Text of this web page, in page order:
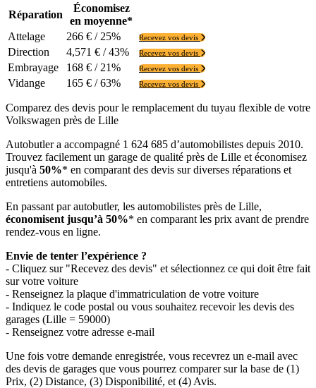
Réparation
Économisez
en moyenne*
Attelage
266 € / 25% Recevez vos devis
Direction 4,571 € / 43% Recevez vos devis
Embrayage 168 € / 21% Recevez vos devis
Vidange 165 € / 63% Recevez vos devis
Comparez des devis pour le remplacement du tuyau flexible de votre
Volkswagen près de Lille
Autobutler a accompagné 1 624 685 d’automobilistes depuis 2010.
Trouvez facilement un garage de qualité près de Lille et économisez
jusqu'à 50%* en comparant des devis sur diverses réparations et
entretiens automobiles.
En passant par autobutler, les automobilistes près de Lille,
économisent jusqu’à 50%* en comparant les prix avant de prendre
rendez-vous en ligne.
Envie de tenter l’expérience ?
- Cliquez sur "Recevez des devis" et sélectionnez ce qui doit être fait
sur votre voiture
- Renseignez la plaque d'immatriculation de votre voiture
- Indiquez le code postal ou vous souhaitez recevoir les devis des
garages (Lille = 59000)
- Renseignez votre adresse e-mail
Une fois votre demande enregistrée, vous recevrez un e-mail avec
des devis de garages que vous pourrez comparer sur la base de (1)
Prix, (2) Distance, (3) Disponibilité, et (4) Avis.